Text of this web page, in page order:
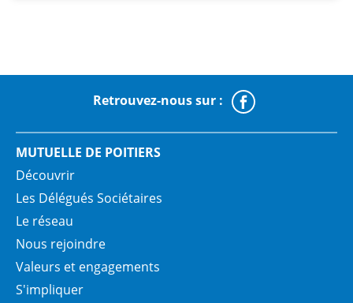
Retrouvez-nous sur :
MUTUELLE DE POITIERS
Découvrir
Les Délégués Sociétaires
Le réseau
Nous rejoindre
Valeurs et engagements
S'impliquer